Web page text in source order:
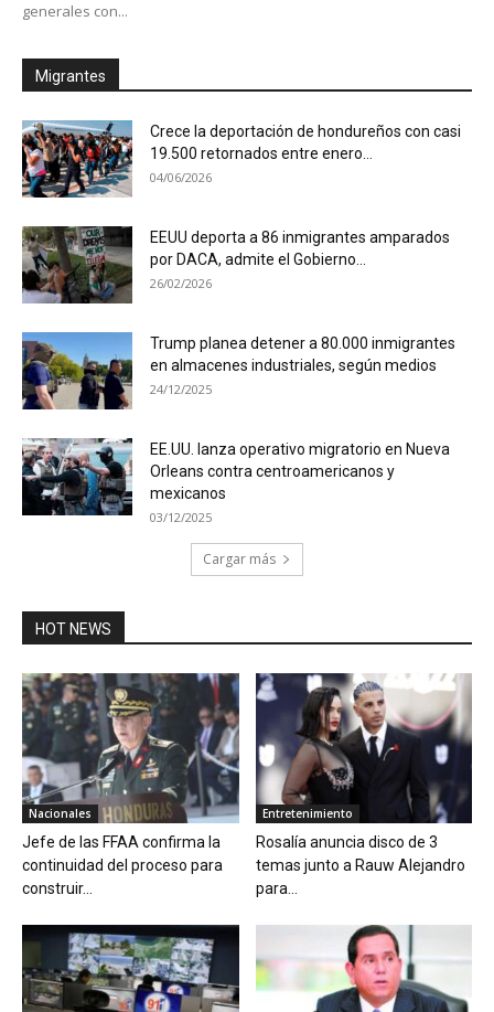
generales con...
Migrantes
Crece la deportación de hondureños con casi
19.500 retornados entre enero...
04/06/2026
EEUU deporta a 86 inmigrantes amparados
por DACA, admite el Gobierno...
26/02/2026
Trump planea detener a 80.000 inmigrantes
en almacenes industriales, según medios
24/12/2025
EE.UU. lanza operativo migratorio en Nueva
Orleans contra centroamericanos y
mexicanos
03/12/2025
Cargar más
HOT NEWS
Nacionales
Jefe de las FFAA confirma la
continuidad del proceso para
construir...
Entretenimiento
Rosalía anuncia disco de 3
temas junto a Rauw Alejandro
para...